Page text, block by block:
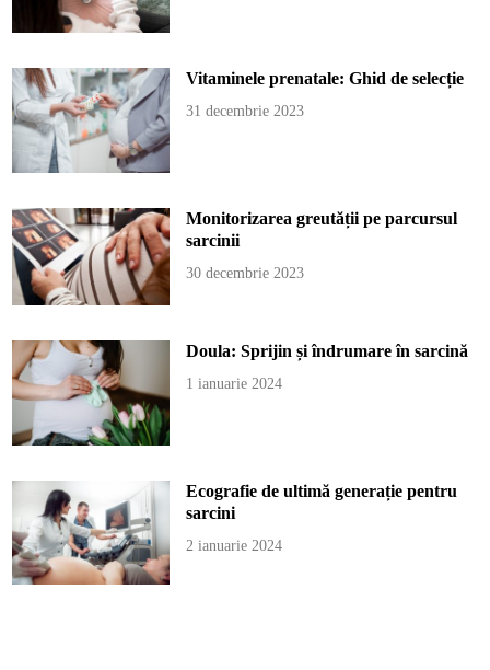
Vitaminele prenatale: Ghid de selecție
31 decembrie 2023
Monitorizarea greutății pe parcursul
sarcinii
30 decembrie 2023
Doula: Sprijin și îndrumare în sarcină
1 ianuarie 2024
Ecografie de ultimă generație pentru
sarcini
2 ianuarie 2024